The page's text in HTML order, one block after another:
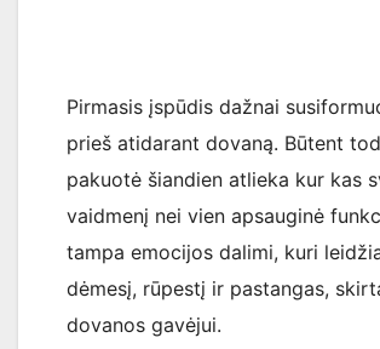
Pirmasis įspūdis dažnai
prieš atidarant dovaną. Būtent
pakuotė šiandien atlieka kur kas
vaidmenį nei vien apsauginė
tampa emocijos dalimi, kuri
dėmesį, rūpestį ir pastangas,
dovanos gavėjui.